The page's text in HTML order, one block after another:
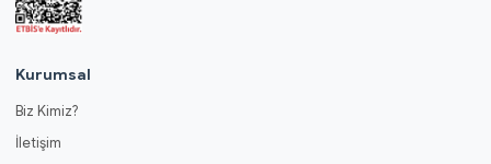
Kurumsal
Biz Kimiz?
İletişim